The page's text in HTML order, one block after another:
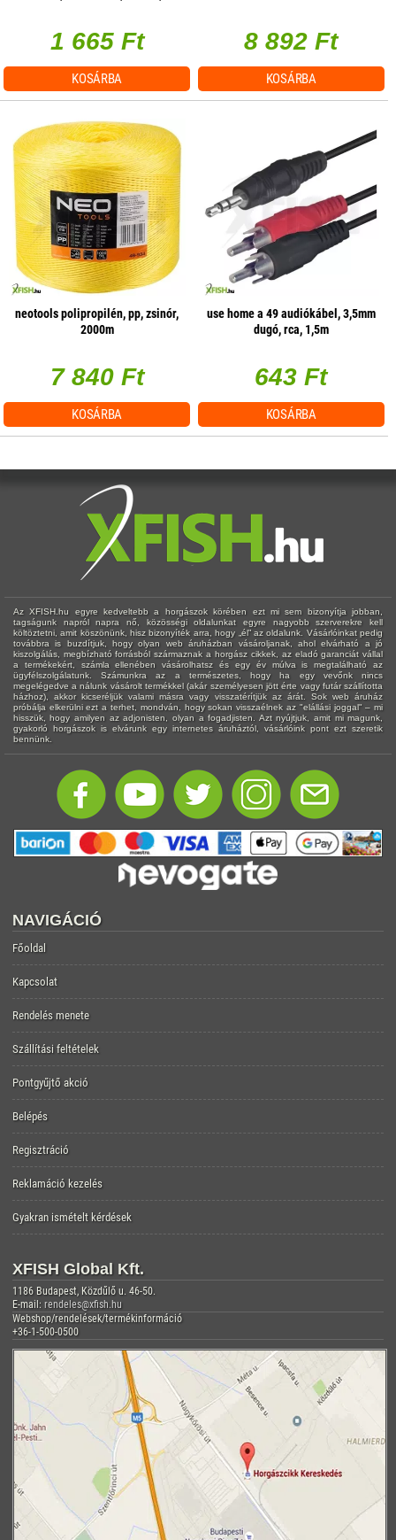
1 665 Ft
KOSÁRBA
8 892 Ft
KOSÁRBA
neotools polipropilén, pp, zsinór,
2000m
7 840 Ft
KOSÁRBA
use home a 49 audiókábel, 3,5mm
dugó, rca, 1,5m
643 Ft
KOSÁRBA
Az XFISH.hu egyre kedveltebb a horgászok körében ezt mi sem bizonyítja jobban,
tagságunk napról napra nő, közösségi oldalunkat egyre nagyobb szerverekre kell
költöztetni, amit köszönünk, hisz bizonyíték arra, hogy „él” az oldalunk. Vásárlóinkat pedig
továbbra is buzdítjuk, hogy olyan web áruházban vásároljanak, ahol elvárható a jó
kiszolgálás, megbízható forrásból származnak a horgász cikkek, az eladó garanciát vállal
a termékekért, számla ellenében vásárolhatsz és egy év múlva is megtalálható az
ügyfélszolgálatunk. Számunkra az a természetes, hogy ha egy vevőnk nincs
megelégedve a nálunk vásárolt termékkel (akár személyesen jött érte vagy futár szállította
házhoz), akkor kicseréljük valami másra vagy visszatérítjük az árát. Sok web áruház
próbálja elkerülni ezt a terhet, mondván, hogy sokan visszaélnek az "elállási joggal" – mi
hisszük, hogy amilyen az adjonisten, olyan a fogadjisten. Azt nyújtjuk, amit mi magunk,
gyakorló horgászok is elvárunk egy internetes áruháztól, vásárlóink pont ezt szeretik
bennünk.
NAVIGÁCIÓ
Főoldal
Kapcsolat
Rendelés menete
Szállítási feltételek
Pontgyűjtő akció
Belépés
Regisztráció
Reklamáció kezelés
Gyakran ismételt kérdések
XFISH Global Kft.
1186 Budapest, Közdűlő u. 46-50.
E-mail: rendeles@xfish.hu
Webshop/rendelések/termékinformáció
+36-1-500-0500